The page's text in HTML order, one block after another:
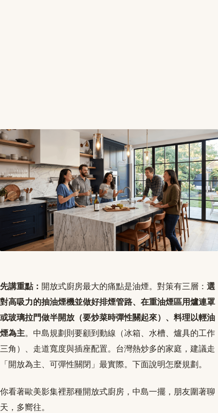
先講重點： 開放式廚房最大的痛點是油煙。對策有三層： 選
對高吸力的抽油煙機並做好排煙管路、在重油煙區用爐連罩
或玻璃拉門做半開放（要炒菜時彈性關起來）、料理以輕油
煙為主。中島規劃則要顧到動線（冰箱、水槽、爐具的工作
三角）、走道寬度與插座配置。台灣熱炒多的家庭，建議走
「開放為主、可彈性關閉」最實際。下面說明怎麼規劃。
你看著歐美影集裡那種開放式廚房，中島一擺，朋友圍著聊
天，多嚮往。